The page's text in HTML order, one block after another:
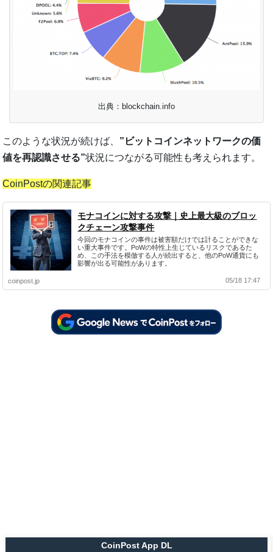
出典：blockchain.info
このような状況が続けば、 ”ビットコインネットワークの価
値を再認識させる”状況につながる可能性も考えられます。
CoinPostの関連記事
モナコインに対する攻撃｜史上最大級のブロッ
クチェーン攻撃事件
今回のモナコインの事件は被害額だけでは計ることができな
い重大事件です。PoWの特性上生じているリスクであるた
め、この手法を模倣する人が続出すると、他のPoW通貨にも
影響が出る可能性があります。
coinpost.jp 05/18 17:47
CoinPost App DL